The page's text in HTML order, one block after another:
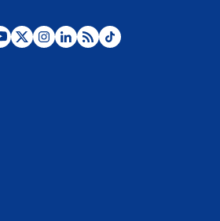
Posesión de Abelardo De La Espriella